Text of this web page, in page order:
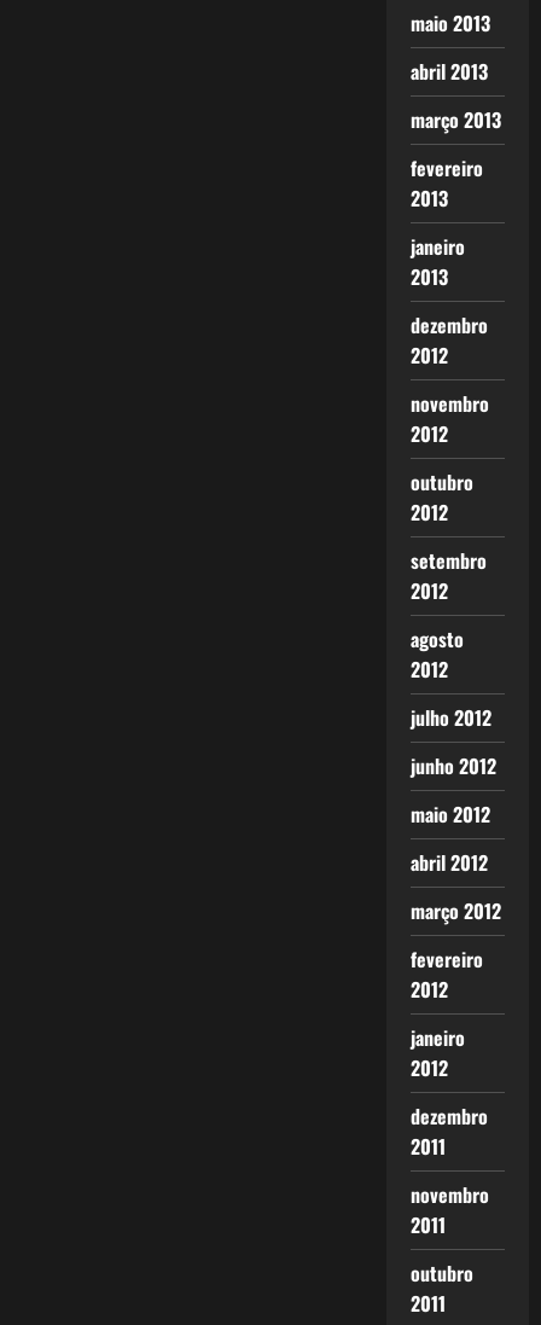
maio 2013
abril 2013
março 2013
fevereiro
2013
janeiro
2013
dezembro
2012
novembro
2012
outubro
2012
setembro
2012
agosto
2012
julho 2012
junho 2012
maio 2012
abril 2012
março 2012
fevereiro
2012
janeiro
2012
dezembro
2011
novembro
2011
outubro
2011